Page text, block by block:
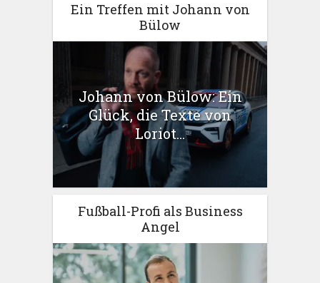
Ein Treffen mit Johann von
Bülow
Johann von Bülow: Ein
Glück, die Texte von
Loriot...
Fußball-Profi als Business
Angel